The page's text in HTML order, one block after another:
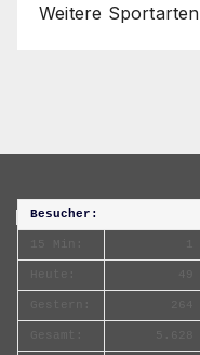
Weitere Sportarten
Besucher: